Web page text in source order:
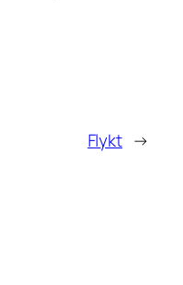
Flykt →